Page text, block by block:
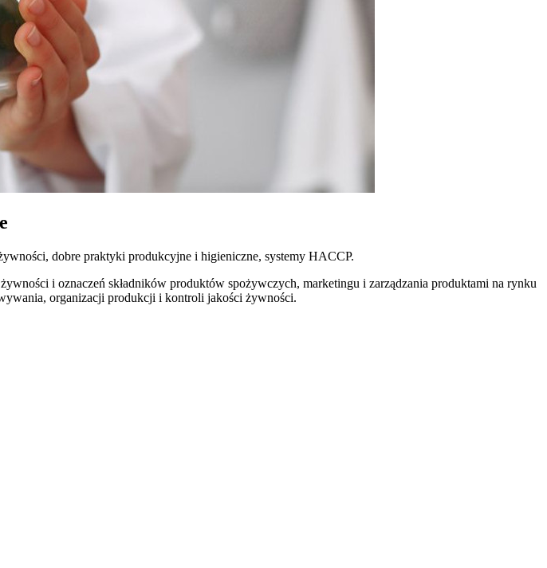
dobre praktyki produkcyjne i higieniczne, systemy HACCP.
i oznaczeń składników produktów spożywczych, marketingu i zarządzania produktami na rynku
organizacji produkcji i kontroli jakości żywności.